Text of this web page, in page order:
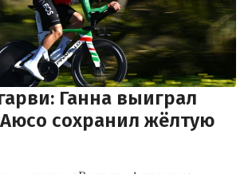
Ганна выиграл
Аюсо сохранил жёлтую